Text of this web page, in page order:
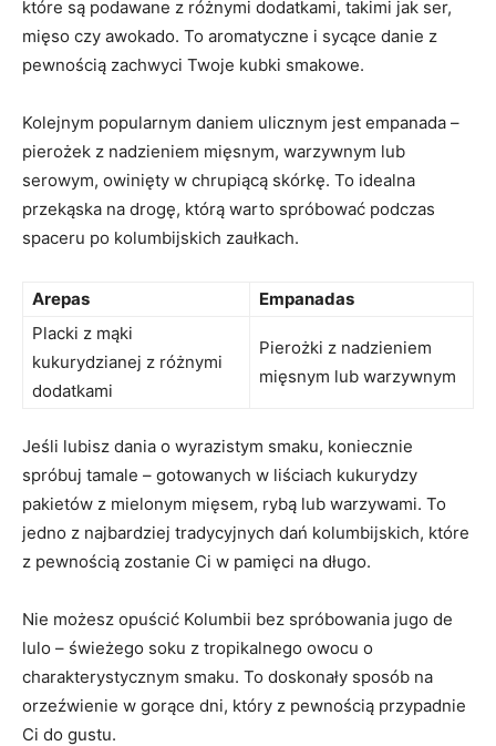
które są⁣ podawane ⁤z różnymi dodatkami, takimi jak ser,​
mięso ‍czy awokado. To aromatyczne i sycące danie ‌z
pewnością zachwyci Twoje ‍kubki smakowe.
Kolejnym popularnym daniem ulicznym jest empanada​ –
pierożek ​z nadzieniem mięsnym, warzywnym lub⁣
serowym,‍ owinięty w chrupiącą skórkę. To idealna
przekąska na drogę, którą warto spróbować podczas
spaceru po kolumbijskich zaułkach.
Arepas
Empanadas
Placki⁢ z mąki
kukurydzianej z różnymi
dodatkami
Pierożki‍ z nadzieniem
⁤mięsnym lub warzywnym
Jeśli lubisz dania o wyrazistym smaku, koniecznie
spróbuj tamale – gotowanych w liściach kukurydzy
pakietów z mielonym mięsem, rybą ⁣lub warzywami. To
jedno z najbardziej tradycyjnych dań kolumbijskich, które
z pewnością zostanie Ci w pamięci na długo.
Nie możesz opuścić Kolumbii bez spróbowania jugo de
lulo – świeżego⁢ soku z tropikalnego ​owocu o
charakterystycznym smaku. To doskonały⁢ sposób na⁢
orzeźwienie w gorące‌ dni, który z pewnością przypadnie
Ci do gustu.